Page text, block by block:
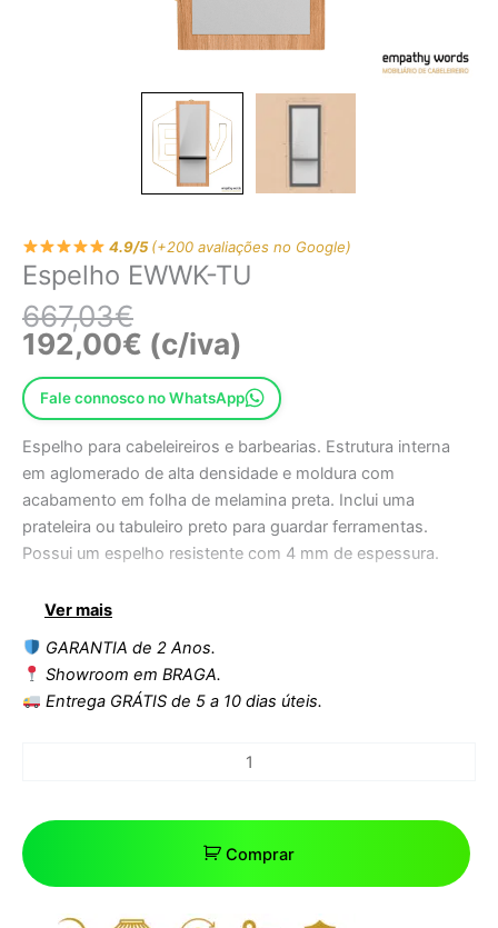
4.9/5(+200 avaliações no Google)
Espelho EWWK-TU
667,03€
192,00€ (c/iva)
Fale connosco no WhatsApp
Espelho para cabeleireiros e barbearias. Estrutura interna
em aglomerado de alta densidade e moldura com
acabamento em folha de melamina preta. Inclui uma
prateleira ou tabuleiro preto para guardar ferramentas.
Possui um espelho resistente com 4 mm de espessura.
DESIGN: Estilo compacto, moderno e funcional.
QUALIDADE: Material altamente resistente ao desgaste e
aos riscos.
Ver mais
GARANTIA de 2 Anos.
Showroom em BRAGA.
Entrega GRÁTIS de 5 a 10 dias úteis.
Comprar